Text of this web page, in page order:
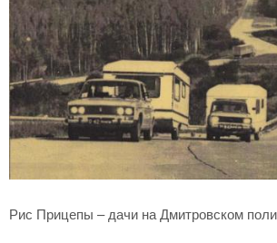
Рис Прицепы – дачи на Дмитровском